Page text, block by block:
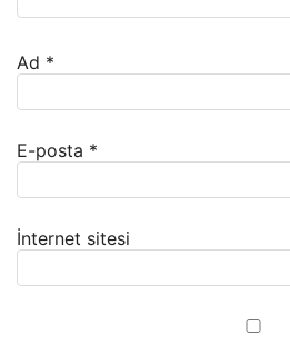
Ad *
E-posta *
İnternet sitesi